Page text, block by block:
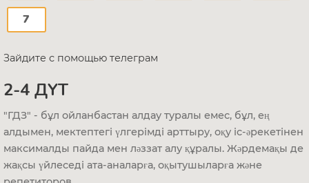
7
Зайдите с помощью телеграм
2-4 ДҮТ
"ГДЗ" - бұл ойланбастан алдау туралы емес, бұл, ең
алдымен, мектептегі үлгерімді арттыру, оқу іс-әрекетінен
максималды пайда мен ләззат алу құралы. Жәрдемақы де
жақсы үйлеседі ата-аналарға, оқытушыларға және